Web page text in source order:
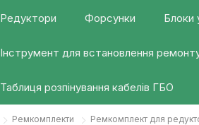
Редуктори Форсунки Блоки
Інструмент для встановлення
Таблиця розпінування кабелів ГБО
Ремкомплекти Ремкомплект для